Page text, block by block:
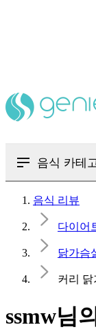
음식 카테
음식 리뷰
다이어
닭가슴
커리 닭
ssmw님